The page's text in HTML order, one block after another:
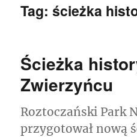
Tag:ścieżka
Ścieżka
Zwierzyńcu
Roztoczański Park
przygotował nową